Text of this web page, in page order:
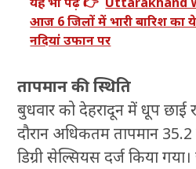
आज 6 जिलों में भारी बारिश का
नदियां उफान पर
तापमान की स्थिति
बुधवार को देहरादून में धूप
दौरान अधिकतम तापमान
डिग्री सेल्सियस दर्ज किया